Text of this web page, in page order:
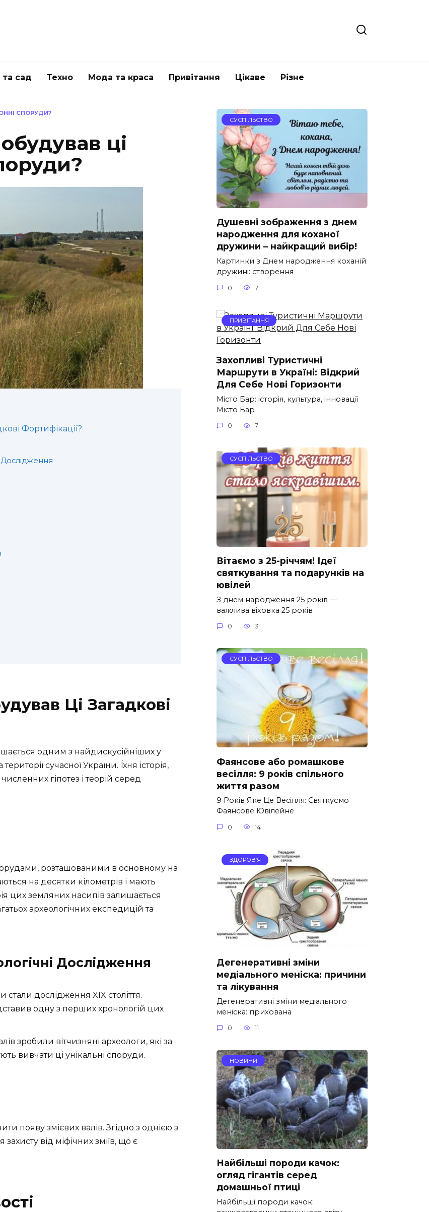
та сад Техно Мода та краса Привітання Цікаве Різне
СПОРУДИ?
ці
Фортифікації?
Ці Загадкові
одним з найдискусійніших у
сучасної України. Їхня історія,
гіпотез і теорій серед
розташованими в основному на
на десятки кілометрів і мають
цих земляних насипів залишається
археологічних експедицій та
Дослідження
дослідження XIX століття.
одну з перших хронологій цих
зробили вітчизняні археологи, які за
вивчати ці унікальні споруди.
появу змієвих валів. Згідно з однією з
від міфічних зміїв, що є
СУСПІЛЬСТВО
Душевні зображення з днем
народження для коханої
дружини – найкращий вибір!
Картинки з Днем народження коханій
дружині: створення
0 7
ПРИВІТАННЯ
Захопливі Туристичні
Маршрути в Україні: Відкрий
Для Себе Нові Горизонти
Місто Бар: історія, культура, інновації
Місто Бар
0 7
СУСПІЛЬСТВО
Вітаємо з 25-річчям! Ідеї
святкування та подарунків на
ювілей
З днем народження 25 років —
важлива віховка 25 років
0 3
СУСПІЛЬСТВО
Фаянсове або ромашкове
весілля: 9 років спільного
життя разом
9 Років Яке Це Весілля: Святкуємо
Фаянсове Ювілейне
0 14
ЗДОРОВ’Я
Дегенеративні зміни
медіального меніска: причини
та лікування
Дегенеративні зміни медіального
меніска: прихована
0 11
НОВИНИ
Найбільші породи качок:
огляд гігантів серед
домашньої птиці
Найбільші породи качок: